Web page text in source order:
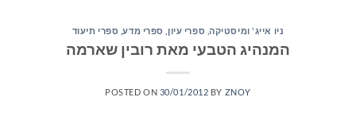
ניו אייג' ומיסטיקה, ספרי עיון, ספרי מדע, ספרי תיעוד
המנהיג הטבעי מאת רובין שארמה
POSTED ON 30/01/2012 BY ZNOY